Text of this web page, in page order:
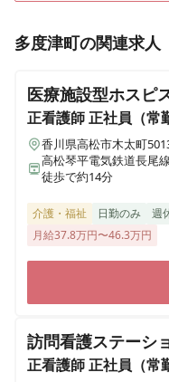
多度津町の関連求人
医療施設型ホス
正看護師正社員（常
香川県高松市木太町
高松琴平電気鉄道長尾
徒歩で約14分
介護・福祉 日勤のみ 週
月給37.8万円〜46.3万円
訪問看護ステーシ
正看護師正社員（常